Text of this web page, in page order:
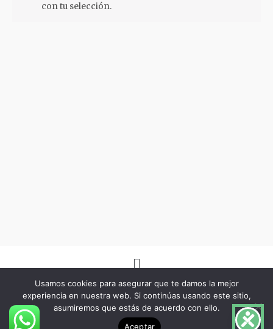
con tu selección.
Menú
Copyright © 2026 -Herbo Lotus- | Diseñado por BSG Spain
Usamos cookies para asegurar que te damos la mejor
experiencia en nuestra web. Si continúas usando este sitio,
asumiremos que estás de acuerdo con ello.
Aceptar